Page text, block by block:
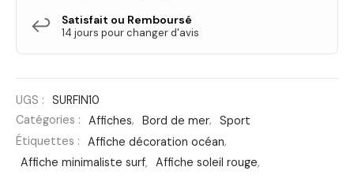
↩️ Satisfait ou Remboursé
14 jours pour changer d'avis
UGS :
SURFIN10
Catégories :
Affiches, Bord de mer,
Sport
Étiquettes :
Affiche décoration océan,
Affiche minimaliste surf, Affiche soleil rouge,